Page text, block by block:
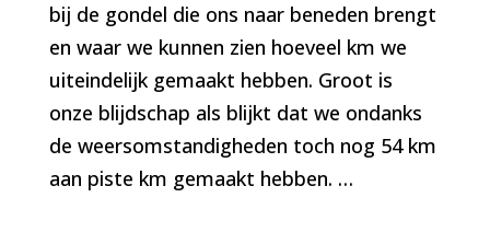
bij de gondel die ons naar beneden brengt
en waar we kunnen zien hoeveel km we
uiteindelijk gemaakt hebben. Groot is
onze blijdschap als blijkt dat we ondanks
de weersomstandigheden toch nog 54 km
aan piste km gemaakt hebben. …